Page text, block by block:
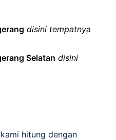
disini tempatnya
Selatan disini
hitung dengan